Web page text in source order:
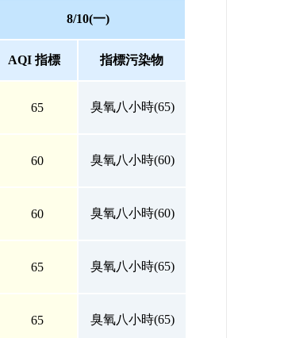
8/10(一)
AQI 指標 指標污染物
65 臭氧八小時(65)
60 臭氧八小時(60)
60 臭氧八小時(60)
65 臭氧八小時(65)
65 臭氧八小時(65)